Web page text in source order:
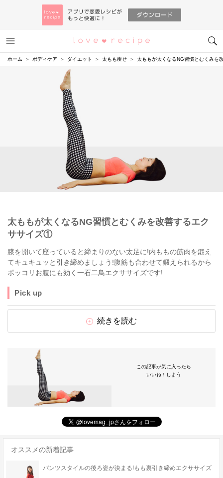
恋愛レシピ
ホーム ボディケア ダイエット 太もも痩せ 太ももが太くなるNG習慣とむくみを
太ももが太くなるNG習慣とむくみを改善するエク
ササイズ①
膝を開いて座っていると締まりのない太足に!内ももの筋肉を鍛え
てキュキュッと引き締めましょう!腹筋も合わせて鍛えられるから
ポッコリお腹にも効く一石二鳥エクササイズです!
Pick up
続きを読む
この記事が気に入ったら
いいね！しよう
オススメの新着記事
パンツスタイルの後ろ姿が決まる!もも裏引き締めエクササイズ